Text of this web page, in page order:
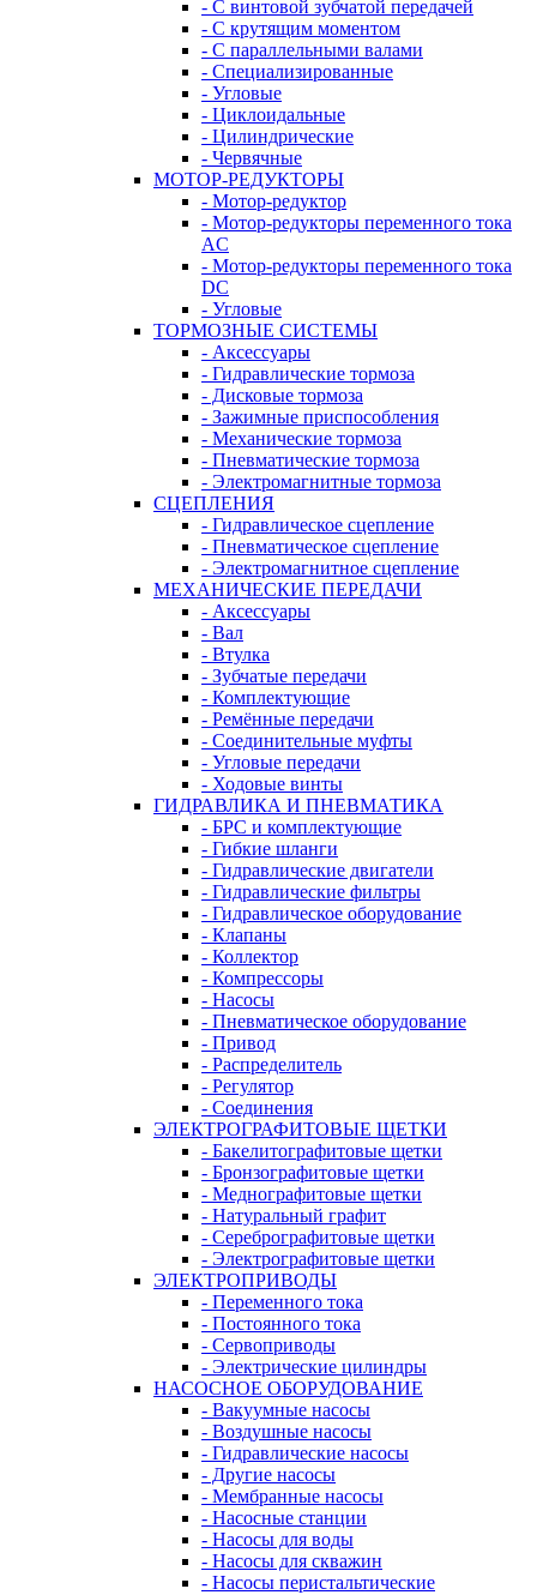
- С винтовой зубчатой передачей
- С крутящим моментом
- С параллельными валами
- Специализированные
- Угловые
- Циклоидальные
- Цилиндрические
- Червячные
МОТОР-РЕДУКТОРЫ
- Мотор-редуктор
- Мотор-редукторы переменного тока
AC
- Мотор-редукторы переменного тока
DC
- Угловые
ТОРМОЗНЫЕ СИСТЕМЫ
- Аксессуары
- Гидравлические тормоза
- Дисковые тормоза
- Зажимные приспособления
- Механические тормоза
- Пневматические тормоза
- Электромагнитные тормоза
СЦЕПЛЕНИЯ
- Гидравлическое сцепление
- Пневматическое сцепление
- Электромагнитное сцепление
МЕХАНИЧЕСКИЕ ПЕРЕДАЧИ
- Аксессуары
- Вал
- Втулка
- Зубчатые передачи
- Комплектующие
- Ремённые передачи
- Соединительные муфты
- Угловые передачи
- Ходовые винты
ГИДРАВЛИКА И ПНЕВМАТИКА
- БРС и комплектующие
- Гибкие шланги
- Гидравлические двигатели
- Гидравлические фильтры
- Гидравлическое оборудование
- Клапаны
- Коллектор
- Компрессоры
- Насосы
- Пневматическое оборудование
- Привод
- Распределитель
- Регулятор
- Соединения
ЭЛЕКТРОГРАФИТОВЫЕ ЩЕТКИ
- Бакелитографитовые щетки
- Бронзографитовые щетки
- Меднографитовые щетки
- Натуральный графит
- Серебрографитовые щетки
- Электрографито­­­вые щетки
ЭЛЕКТРОПРИВОДЫ
- Переменного тока
- Постоянного тока
- Сервоприводы
- Электрические цилиндры
НАСОСНОЕ ОБОРУДОВАНИЕ
- Вакуумные насосы
- Воздушные насосы
- Гидравлические насосы
- Другие насосы
- Мембранные насосы
- Насосные станции
- Насосы для воды
- Насосы для скважин
- Насосы перистальтические